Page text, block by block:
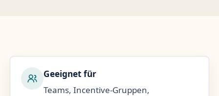
Geeignet für
Teams, Incentive-Gruppen,